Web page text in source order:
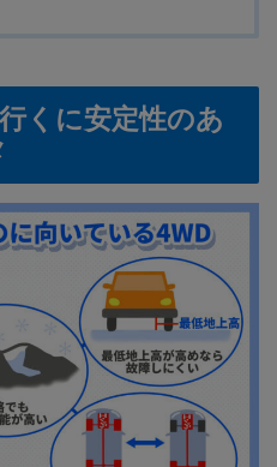
くに安定性のあ